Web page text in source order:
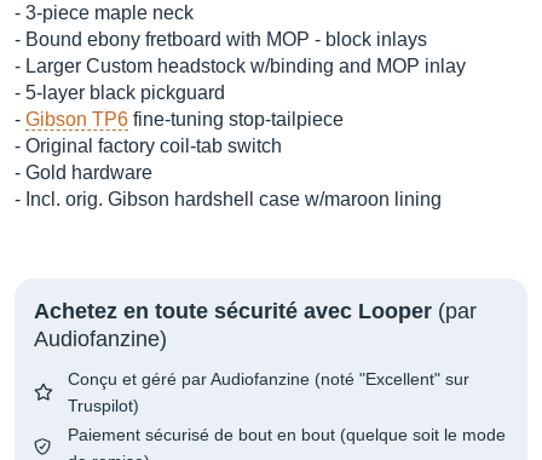
- 3-piece maple neck
- Bound ebony fretboard with MOP - block inlays
- Larger Custom headstock w/binding and MOP inlay
- 5-layer black pickguard
- Gibson TP6 fine-tuning stop-tailpiece
- Original factory coil-tab switch
- Gold hardware
- Incl. orig. Gibson hardshell case w/maroon lining
Achetez en toute sécurité avec Looper (par
Audiofanzine)
Conçu et géré par Audiofanzine (noté "Excellent" sur
Truspilot)
Paiement sécurisé de bout en bout (quelque soit le mode